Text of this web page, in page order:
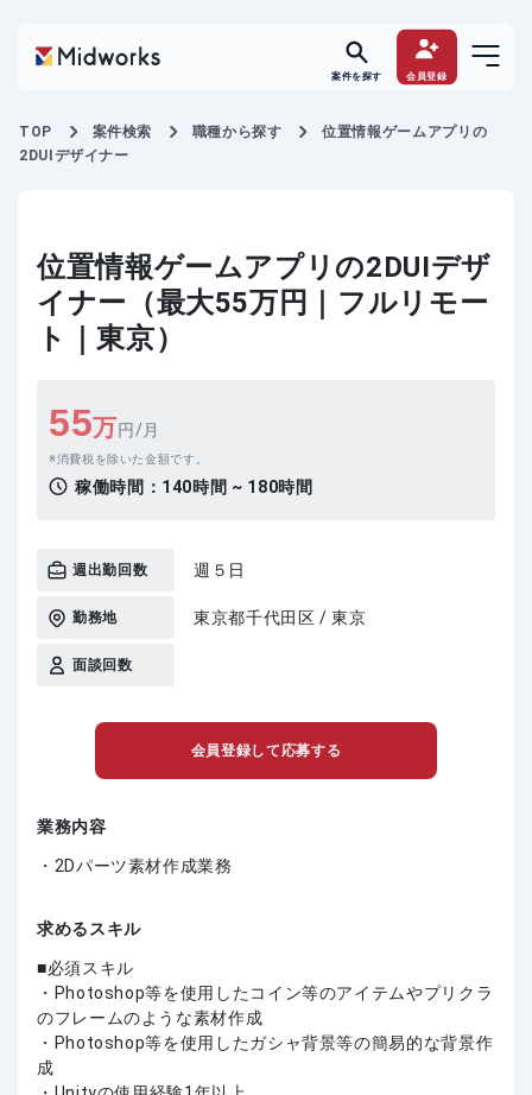
案件を探す 会員登録
TOP 案件検索 職種から探す
位置情報ゲームアプリの
2DUIデザイナー
位置情報ゲームアプリの2DUIデザ
イナー（最大55万円｜フルリモー
ト｜東京）
55万円/月
消費税を除いた金額です。
稼働時間： 140時間 ~ 180時間
週出勤回数 週５日
勤務地 東京都千代田区 / 東京
面談回数
会員登録して応募する
業務内容
・2Dパーツ素材作成業務
求めるスキル
必須スキル
・Photoshop等を使用したコイン等のアイテムやプリクラ
のフレームのような素材作成
・Photoshop等を使用したガシャ背景等の簡易的な背景作
成